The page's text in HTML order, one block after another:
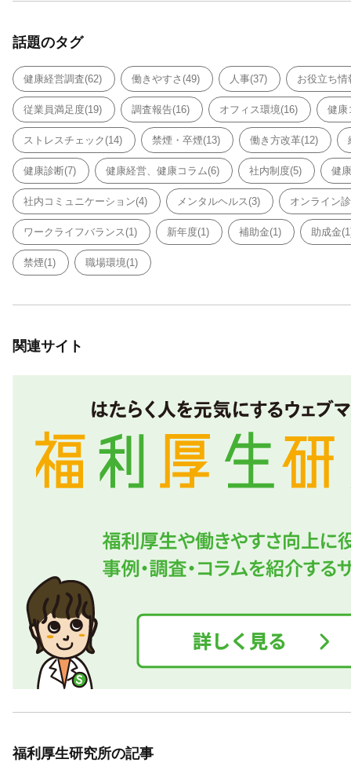
話題のタグ
健康経営調査(62) 働きやすさ(49) 人事(37) お役立ち情
従業員満足度(19) 調査報告(16) オフィス環境(16) 健康
ストレスチェック(14) 禁煙・卒煙(13) 働き方改革(12)
健康診断(7) 健康経営、健康コラム(6) 社内制度(5) 健
社内コミュニケーション(4) メンタルヘルス(3) オンライン
ワークライフバランス(1) 新年度(1) 補助金(1) 助成金
禁煙(1) 職場環境(1)
関連サイト
福利厚生研究所の記事